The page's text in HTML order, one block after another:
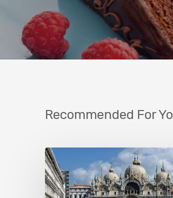
Recommended For